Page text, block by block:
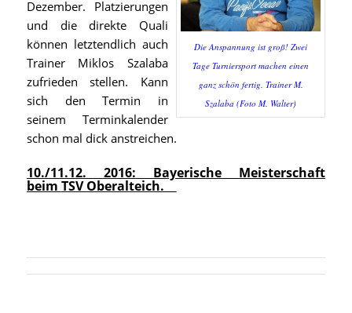
Die Anspannung ist groß! Zwei
Tage Turniersport machen einen
ganz schön fertig. Trainer M.
Szalaba (Foto M. Walter)
Dezember. Platzierungen
und die direkte Quali
können letztendlich auch
Trainer Miklos Szalaba
zufrieden stellen. Kann
sich den Termin in
seinem Terminkalender
schon mal dick anstreichen.
10./11.12. 2016: Bayerische Meisterschaft
beim TSV Oberalteich.